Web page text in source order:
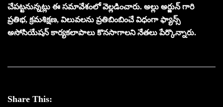
చేపట్టనున్నట్లు ఈ సమావేశంలో వెల్లడించారు. అల్లు అర్జున్ గారి
ప్రతిభ, క్రమశిక్షణ, విలువలను ప్రతిబింబించే విధంగా ఫ్యాన్స్
అసోసియేషన్ కార్యకలాపాలు కొనసాగాలని నేతలు పేర్కొన్నారు.
Share This: